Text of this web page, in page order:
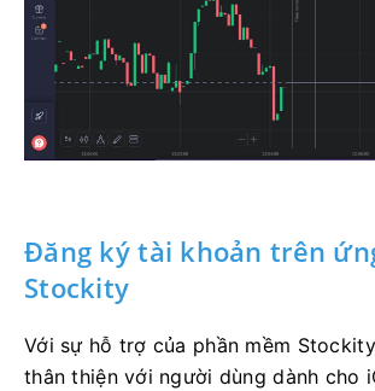
Đăng ký tài khoản trên
Stockity
Với sự hỗ trợ của phần mềm
thân thiện với người dùng dành cho